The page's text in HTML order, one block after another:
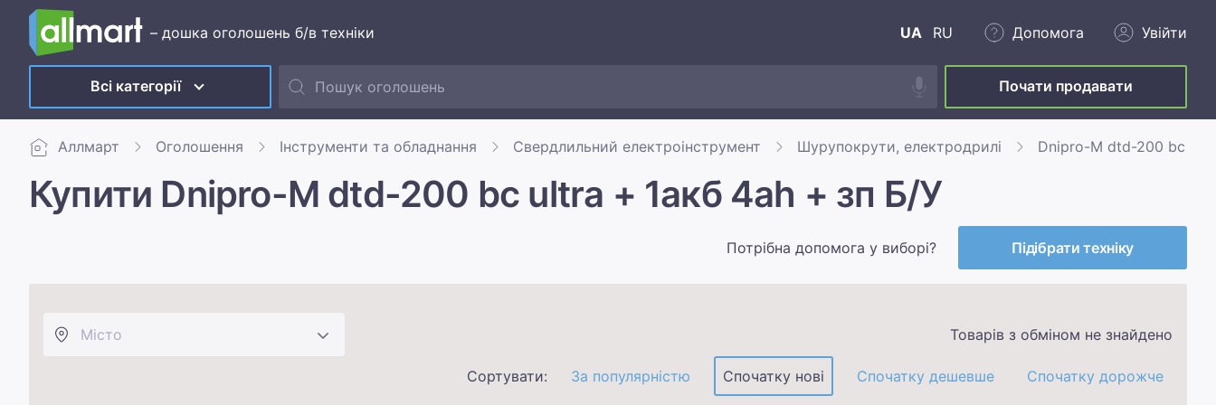
– дошка оголошень б/в техніки UA RU Допомога Увійти
Всі категорії Почати продавати
Аллмарт Оголошення Інструменти та обладнання Свердлильний електроінструмент Шурупокрути, електродрилі Dnipro-M dtd-200 bc
Купити Dnipro-M dtd-200 bc ultra + 1акб 4ah + зп Б/У
Потрібна допомога у виборі? Підібрати техніку
Товарів з обміном не знайдено
Сортувати: За популярністю Спочатку нові Спочатку дешевше Спочатку дорожче